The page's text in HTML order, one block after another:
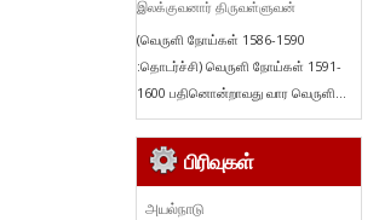
இலக்குவனார் திருவள்ளுவன்
(வெருளி நோய்கள் 1586-1590
:தொடர்ச்சி) வெருளி நோய்கள் 1591-
1600 பதினொன்றாவது வார வெருளி...
பிரிவுகள்
அயல்நாடு